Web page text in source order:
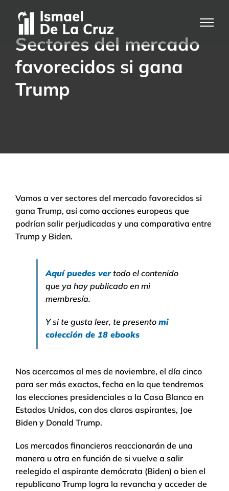
Sectores del mercado
favorecidos si gana
Trump
Vamos a ver sectores del mercado favorecidos si
gana Trump, así como acciones europeas que
podrían salir perjudicadas y una comparativa entre
Trump y Biden.
Aquí puedes vertodo el contenido
que ya hay publicado en mi
membresía.
Y si te gusta leer, te presento mi
colección de 18 ebooks
Nos acercamos al mes de noviembre, el día cinco
para ser más exactos, fecha en la que tendremos
las elecciones presidenciales a la Casa Blanca en
Estados Unidos, con dos claros aspirantes, Joe
Biden y Donald Trump.
Los mercados financieros reaccionarán de una
manera u otra en función de si vuelve a salir
reelegido el aspirante demócrata (Biden) o bien el
republicano Trump logra la revancha y acceder de